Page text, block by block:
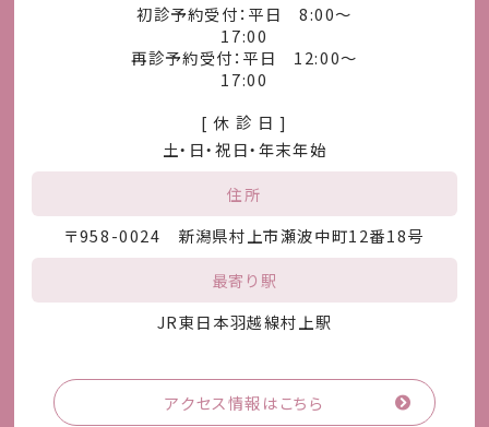
初診予約受付：平日 8:00～
17:00
再診予約受付：平日 12:00～
17:00
[ 休 診 日 ]
土・日・祝日・年末年始
住所
〒958-0024 新潟県村上市瀬波中町12番18号
最寄り駅
JR東日本羽越線村上駅
アクセス情報はこちら